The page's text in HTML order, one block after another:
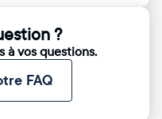
?
à vos questions.
FAQ